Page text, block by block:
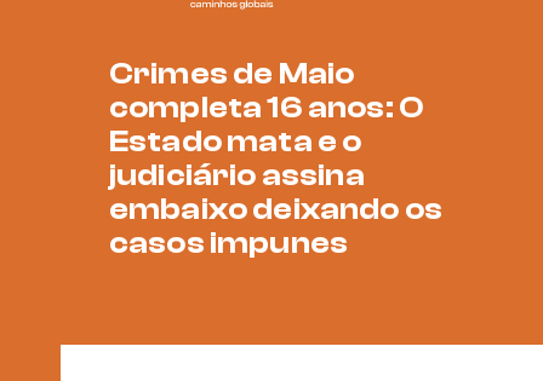
Crimes de Maio
completa 16 anos: O
Estado mata e o
judiciário assina
embaixo deixando os
casos impunes